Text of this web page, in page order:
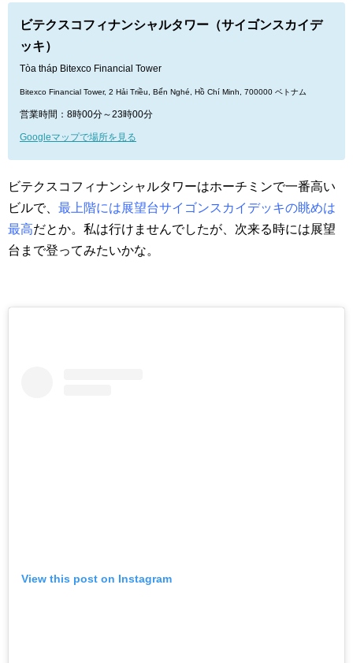
ビテクスコフィナンシャルタワー（サイゴンスカイデ
ッキ）
Tòa tháp Bitexco Financial Tower
Bitexco Financial Tower, 2 Hải Triều, Bến Nghé, Hồ Chí Minh, 700000 ベトナム
営業時間：8時00分～23時00分
Googleマップで場所を見る
ビテクスコフィナンシャルタワーはホーチミンで一番高い
ビルで、 最上階には展望台サイゴンスカイデッキの眺めは
最高だとか。私は行けませんでしたが、次来る時には展望
台まで登ってみたいかな。
View this post on Instagram